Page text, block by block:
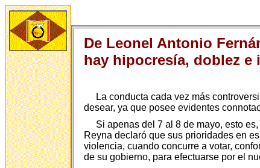
De Leonel Antonio
hay hipocresía, doblez e
La conducta cada vez más
desear, ya que posee evidentes
Si apenas del 7 al 8 de mayo, esto
Reyna declaró que sus prioridades en
violencia, cuando concurre a votar,
de su gobierno, para efectuarse por el